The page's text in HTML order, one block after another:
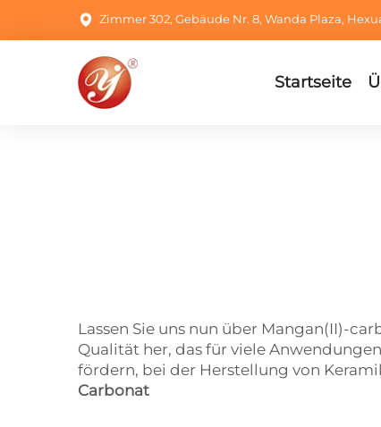
Zimmer 302, Gebäude Nr. 8, Wanda Plaza,
Startseite
Lassen Sie uns nun über Mangan(II)-
Qualität her, das für viele
fördern, bei der Herstellung von
Carbonat